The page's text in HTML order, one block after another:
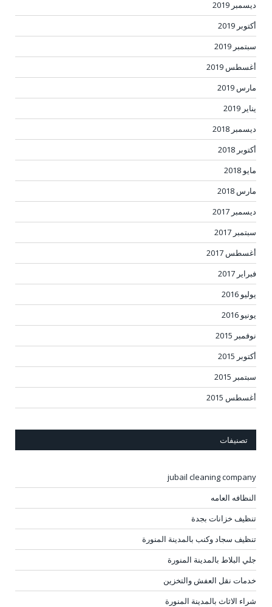
ديسمبر 2019
أكتوبر 2019
سبتمبر 2019
أغسطس 2019
مارس 2019
يناير 2019
ديسمبر 2018
أكتوبر 2018
مايو 2018
مارس 2018
ديسمبر 2017
سبتمبر 2017
أغسطس 2017
فبراير 2017
يوليو 2016
يونيو 2016
نوفمبر 2015
أكتوبر 2015
سبتمبر 2015
أغسطس 2015
تصنيفات
jubail cleaning company
النظافه العامه
تنظيف خزانات بجدة
تنظيف سجاد وكنب بالمدينة المنورة
جلي البلاط بالمدينة المنورة
خدمات نقل العفش والتخزين
شراء الاثاث بالمدينة المنورة